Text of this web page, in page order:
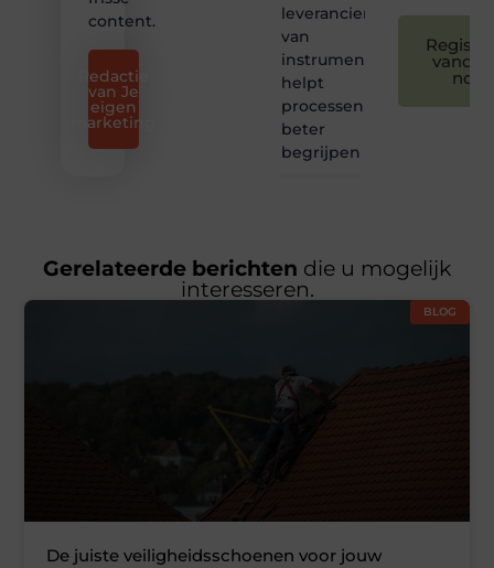
content.
Redactie
van Je
eigen
marketing
leverancier
van
instrumentatie
helpt
processen
beter
begrijpen
nog
Gerelateerde berichten die u mogelijk
interesseren.
BLOG
De juiste veiligheidsschoenen voor jouw